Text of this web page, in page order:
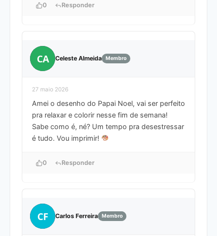
0 Responder
CA Celeste Almeida Membro
27 maio 2026
Amei o desenho do Papai Noel, vai ser perfeito
pra relaxar e colorir nesse fim de semana!
Sabe como é, né? Um tempo pra desestressar
é tudo. Vou imprimir!
0 Responder
CF Carlos Ferreira Membro